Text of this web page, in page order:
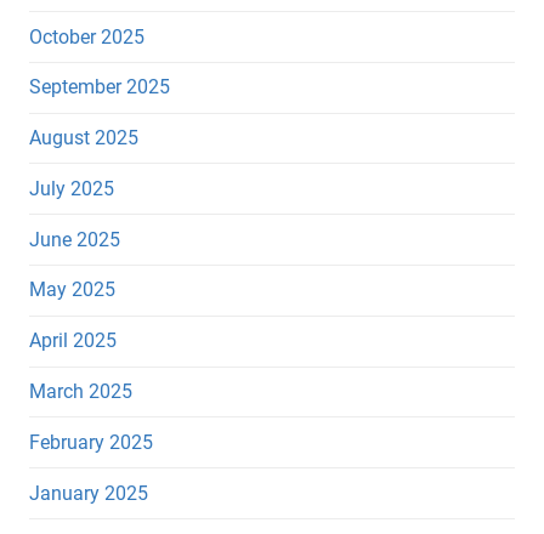
October 2025
September 2025
August 2025
July 2025
June 2025
May 2025
April 2025
March 2025
February 2025
January 2025